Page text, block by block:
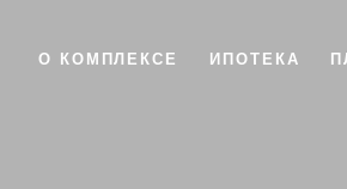
О КОМПЛЕКСЕ ИПОТЕКА